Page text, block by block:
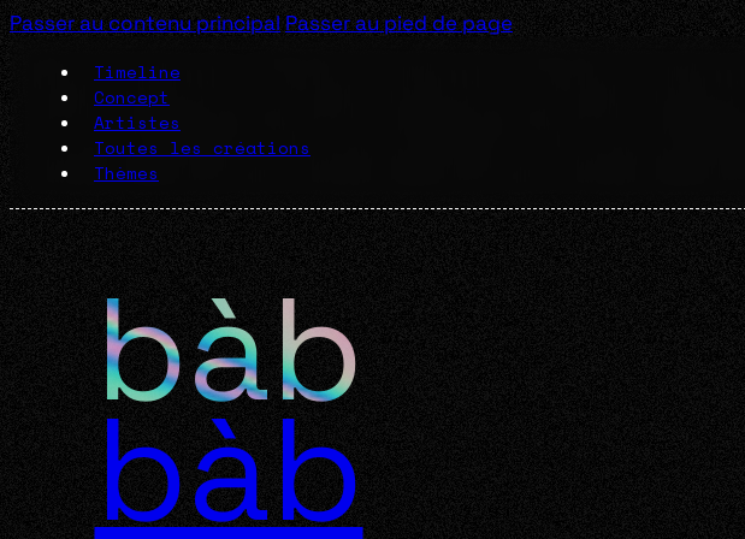
Passer au contenu principal Passer au pied de page
Timeline
Concept
Artistes
Toutes les créations
Thèmes
bàb